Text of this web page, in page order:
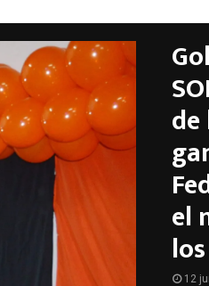
el
12